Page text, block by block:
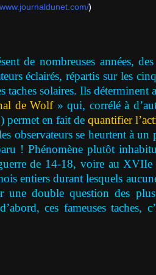
www.journaldunet.com/)
de nombreuses années, des
éclairés, répartis sur les
taches solaires. Ils déterminent
de Wolf» qui, corrélé à
permet en fait de quantifier
observateurs se heurtent à un
! Phénomène plutôt
de 14-18, voire au XVIIe
entiers durant lesquels
double question des
ces fameuses taches,